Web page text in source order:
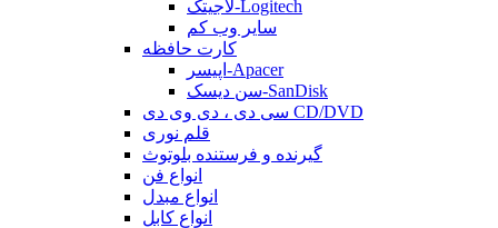
لاجیتک-Logitech
سایر وب کم
کارت حافظه
اپیسر-Apacer
سن دیسک-SanDisk
سی دی ، دی وی دی CD/DVD
قلم نوری
گیرنده و فرستنده بلوتوث
انواع فن
انواع مبدل
انواع کابل